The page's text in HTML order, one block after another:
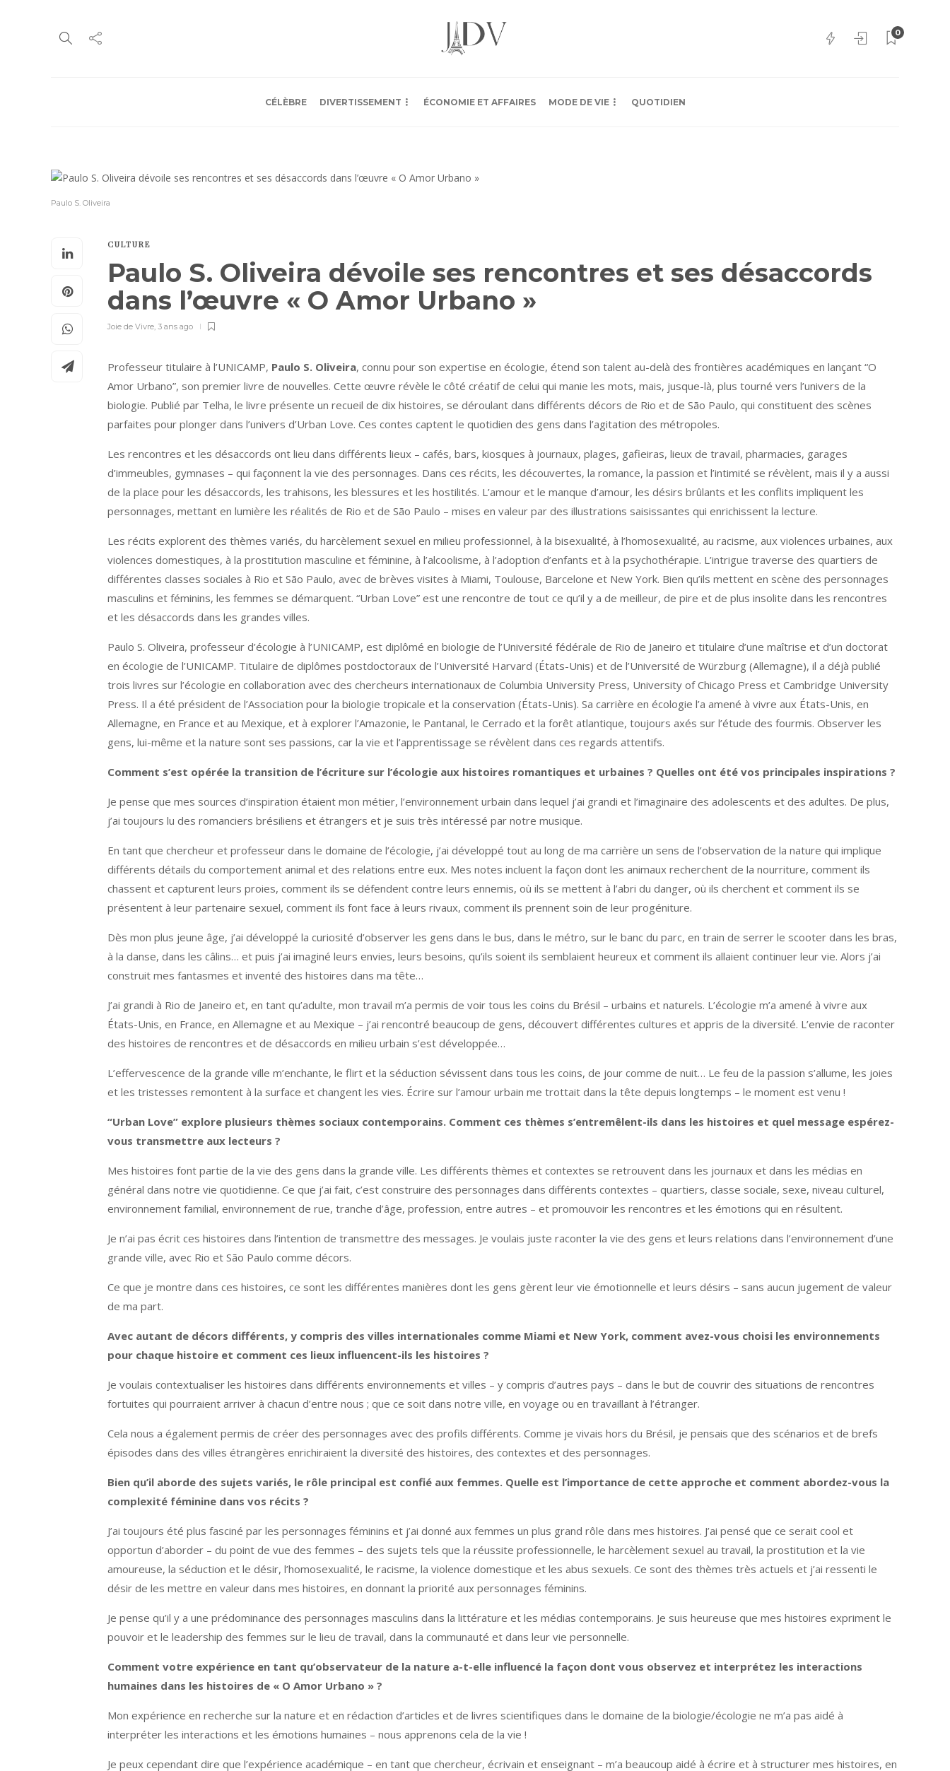
0
CÉLÈBRE DIVERTISSEMENT ÉCONOMIE ET AFFAIRES MODE DE VIE QUOTIDIEN
Paulo S. Oliveira
CULTURE
Paulo S. Oliveira dévoile ses rencontres et ses désaccords
dans l’œuvre « O Amor Urbano »
Joie de Vivre, 3 ans ago
Professeur titulaire à l’UNICAMP, Paulo S. Oliveira, connu pour son expertise en écologie, étend son talent au-delà des frontières académiques en lançant “O
Amor Urbano”, son premier livre de nouvelles. Cette œuvre révèle le côté créatif de celui qui manie les mots, mais, jusque-là, plus tourné vers l’univers de la
biologie. Publié par Telha, le livre présente un recueil de dix histoires, se déroulant dans différents décors de Rio et de São Paulo, qui constituent des scènes
parfaites pour plonger dans l’univers d’Urban Love. Ces contes captent le quotidien des gens dans l’agitation des métropoles.
Les rencontres et les désaccords ont lieu dans différents lieux – cafés, bars, kiosques à journaux, plages, gafieiras, lieux de travail, pharmacies, garages
d’immeubles, gymnases – qui façonnent la vie des personnages. Dans ces récits, les découvertes, la romance, la passion et l’intimité se révèlent, mais il y a aussi
de la place pour les désaccords, les trahisons, les blessures et les hostilités. L’amour et le manque d’amour, les désirs brûlants et les conflits impliquent les
personnages, mettant en lumière les réalités de Rio et de São Paulo – mises en valeur par des illustrations saisissantes qui enrichissent la lecture.
Les récits explorent des thèmes variés, du harcèlement sexuel en milieu professionnel, à la bisexualité, à l’homosexualité, au racisme, aux violences urbaines, aux
violences domestiques, à la prostitution masculine et féminine, à l’alcoolisme, à l’adoption d’enfants et à la psychothérapie. L’intrigue traverse des quartiers de
différentes classes sociales à Rio et São Paulo, avec de brèves visites à Miami, Toulouse, Barcelone et New York. Bien qu’ils mettent en scène des personnages
masculins et féminins, les femmes se démarquent. “Urban Love” est une rencontre de tout ce qu’il y a de meilleur, de pire et de plus insolite dans les rencontres
et les désaccords dans les grandes villes.
Paulo S. Oliveira, professeur d’écologie à l’UNICAMP, est diplômé en biologie de l’Université fédérale de Rio de Janeiro et titulaire d’une maîtrise et d’un doctorat
en écologie de l’UNICAMP. Titulaire de diplômes postdoctoraux de l’Université Harvard (États-Unis) et de l’Université de Würzburg (Allemagne), il a déjà publié
trois livres sur l’écologie en collaboration avec des chercheurs internationaux de Columbia University Press, University of Chicago Press et Cambridge University
Press. Il a été président de l’Association pour la biologie tropicale et la conservation (États-Unis). Sa carrière en écologie l’a amené à vivre aux États-Unis, en
Allemagne, en France et au Mexique, et à explorer l’Amazonie, le Pantanal, le Cerrado et la forêt atlantique, toujours axés sur l’étude des fourmis. Observer les
gens, lui-même et la nature sont ses passions, car la vie et l’apprentissage se révèlent dans ces regards attentifs.
Comment s’est opérée la transition de l’écriture sur l’écologie aux histoires romantiques et urbaines ? Quelles ont été vos principales inspirations ?
Je pense que mes sources d’inspiration étaient mon métier, l’environnement urbain dans lequel j’ai grandi et l’imaginaire des adolescents et des adultes. De plus,
j’ai toujours lu des romanciers brésiliens et étrangers et je suis très intéressé par notre musique.
En tant que chercheur et professeur dans le domaine de l’écologie, j’ai développé tout au long de ma carrière un sens de l’observation de la nature qui implique
différents détails du comportement animal et des relations entre eux. Mes notes incluent la façon dont les animaux recherchent de la nourriture, comment ils
chassent et capturent leurs proies, comment ils se défendent contre leurs ennemis, où ils se mettent à l’abri du danger, où ils cherchent et comment ils se
présentent à leur partenaire sexuel, comment ils font face à leurs rivaux, comment ils prennent soin de leur progéniture.
Dès mon plus jeune âge, j’ai développé la curiosité d’observer les gens dans le bus, dans le métro, sur le banc du parc, en train de serrer le scooter dans les bras,
à la danse, dans les câlins… et puis j’ai imaginé leurs envies, leurs besoins, qu’ils soient ils semblaient heureux et comment ils allaient continuer leur vie. Alors j’ai
construit mes fantasmes et inventé des histoires dans ma tête…
J’ai grandi à Rio de Janeiro et, en tant qu’adulte, mon travail m’a permis de voir tous les coins du Brésil – urbains et naturels. L’écologie m’a amené à vivre aux
États-Unis, en France, en Allemagne et au Mexique – j’ai rencontré beaucoup de gens, découvert différentes cultures et appris de la diversité. L’envie de raconter
des histoires de rencontres et de désaccords en milieu urbain s’est développée…
L’effervescence de la grande ville m’enchante, le flirt et la séduction sévissent dans tous les coins, de jour comme de nuit… Le feu de la passion s’allume, les joies
et les tristesses remontent à la surface et changent les vies. Écrire sur l’amour urbain me trottait dans la tête depuis longtemps – le moment est venu !
“Urban Love” explore plusieurs thèmes sociaux contemporains. Comment ces thèmes s’entremêlent-ils dans les histoires et quel message espérez-
vous transmettre aux lecteurs ?
Mes histoires font partie de la vie des gens dans la grande ville. Les différents thèmes et contextes se retrouvent dans les journaux et dans les médias en
général dans notre vie quotidienne. Ce que j’ai fait, c’est construire des personnages dans différents contextes – quartiers, classe sociale, sexe, niveau culturel,
environnement familial, environnement de rue, tranche d’âge, profession, entre autres – et promouvoir les rencontres et les émotions qui en résultent.
Je n’ai pas écrit ces histoires dans l’intention de transmettre des messages. Je voulais juste raconter la vie des gens et leurs relations dans l’environnement d’une
grande ville, avec Rio et São Paulo comme décors.
Ce que je montre dans ces histoires, ce sont les différentes manières dont les gens gèrent leur vie émotionnelle et leurs désirs – sans aucun jugement de valeur
de ma part.
Avec autant de décors différents, y compris des villes internationales comme Miami et New York, comment avez-vous choisi les environnements
pour chaque histoire et comment ces lieux influencent-ils les histoires ?
Je voulais contextualiser les histoires dans différents environnements et villes – y compris d’autres pays – dans le but de couvrir des situations de rencontres
fortuites qui pourraient arriver à chacun d’entre nous ; que ce soit dans notre ville, en voyage ou en travaillant à l’étranger.
Cela nous a également permis de créer des personnages avec des profils différents. Comme je vivais hors du Brésil, je pensais que des scénarios et de brefs
épisodes dans des villes étrangères enrichiraient la diversité des histoires, des contextes et des personnages.
Bien qu’il aborde des sujets variés, le rôle principal est confié aux femmes. Quelle est l’importance de cette approche et comment abordez-vous la
complexité féminine dans vos récits ?
J’ai toujours été plus fasciné par les personnages féminins et j’ai donné aux femmes un plus grand rôle dans mes histoires. J’ai pensé que ce serait cool et
opportun d’aborder – du point de vue des femmes – des sujets tels que la réussite professionnelle, le harcèlement sexuel au travail, la prostitution et la vie
amoureuse, la séduction et le désir, l’homosexualité, le racisme, la violence domestique et les abus sexuels. Ce sont des thèmes très actuels et j’ai ressenti le
désir de les mettre en valeur dans mes histoires, en donnant la priorité aux personnages féminins.
Je pense qu’il y a une prédominance des personnages masculins dans la littérature et les médias contemporains. Je suis heureuse que mes histoires expriment le
pouvoir et le leadership des femmes sur le lieu de travail, dans la communauté et dans leur vie personnelle.
Comment votre expérience en tant qu’observateur de la nature a-t-elle influencé la façon dont vous observez et interprétez les interactions
humaines dans les histoires de « O Amor Urbano » ?
Mon expérience en recherche sur la nature et en rédaction d’articles et de livres scientifiques dans le domaine de la biologie/écologie ne m’a pas aidé à
interpréter les interactions et les émotions humaines – nous apprenons cela de la vie !
Je peux cependant dire que l’expérience académique – en tant que chercheur, écrivain et enseignant – m’a beaucoup aidé à écrire et à structurer mes histoires, en